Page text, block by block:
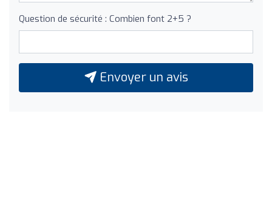
Question de sécurité : Combien font 2+5 ?
Envoyer un avis